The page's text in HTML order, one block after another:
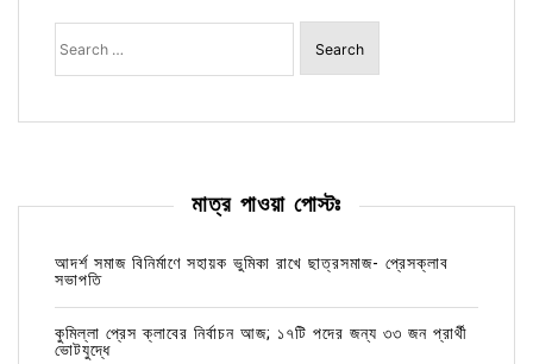
Search
for:
মাত্র পাওয়া পোস্টঃ
আদর্শ সমাজ বিনির্মাণে সহায়ক ভুমিকা রাখে ছাত্রসমাজ- প্রেসক্লাব
সভাপতি
কুমিল্লা প্রেস ক্লাবের নির্বাচন আজ; ১৭টি পদের জন্য ৩৩ জন প্রার্থী
ভোটযুদ্ধে